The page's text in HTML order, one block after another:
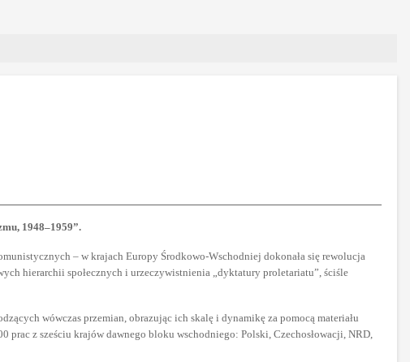
1948–1959”.
– w krajach Europy Środkowo-Wschodniej dokonała się rewolucja
hierarchii społecznych i urzeczywistnienia „dyktatury proletariatu”, ściśle
wówczas przemian, obrazując ich skalę i dynamikę za pomocą materiału
z sześciu krajów dawnego bloku wschodniego: Polski, Czechosłowacji, NRD,